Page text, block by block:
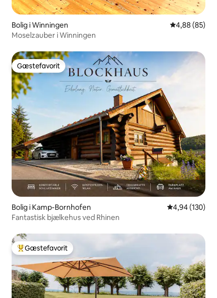
Bolig i Winningen 4,88 ud af 5 i
4,88 (85)
Moselzauber i Winningen
Gæstefavorit
Gæstefavorit
Bolig i Kamp-Bornhofen 4,94 ud af 5 i
4,94 (130)
Fantastisk bjælkehus ved Rhinen
Bedste gæstefavorit
Gæstefavorit